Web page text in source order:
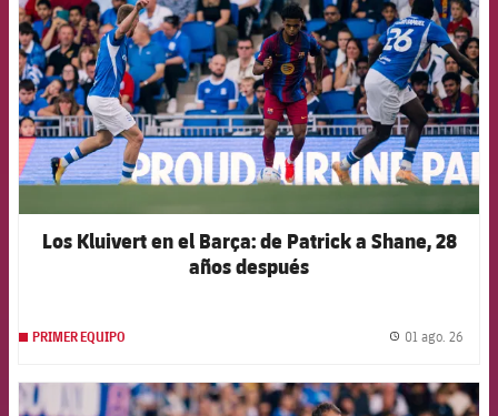
Los Kluivert en el Barça: de Patrick a Shane, 28
años después
PRIMER EQUIPO 01 ago. 26
FCB Barcelona badge